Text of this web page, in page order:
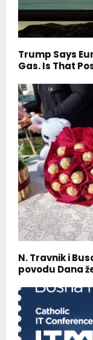
Trump Says
Gas. Is That
N. Travnik i
povodu Dana